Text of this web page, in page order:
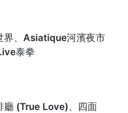
界、Asiatique河濱夜市
泰拳
廳 (True Love)、四面